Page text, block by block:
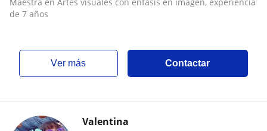
de 7 años
ver más Contactar
Valentina